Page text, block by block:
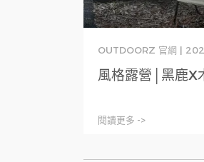
OUTDOORZ 官網 |
風格露營│黑鹿X
閱讀更多 ->